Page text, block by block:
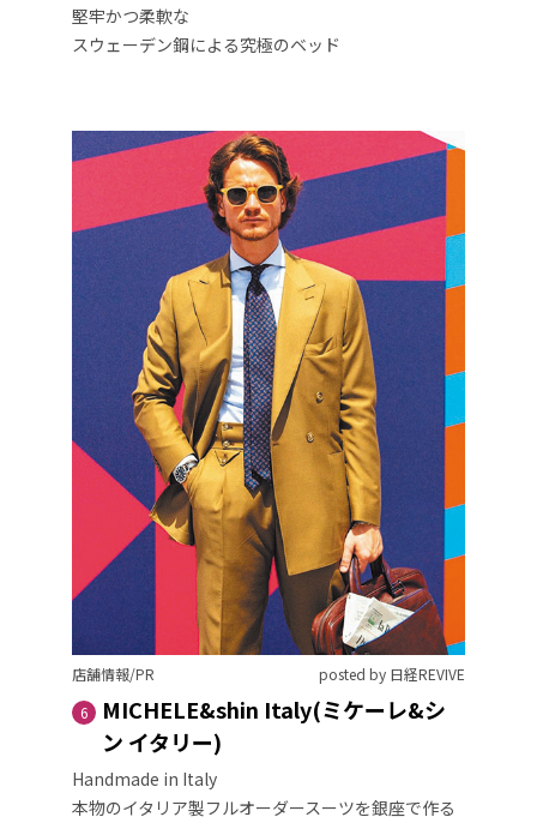
堅牢かつ柔軟な
スウェーデン鋼による究極のベッド
店舗情報/PR
posted by 日経REVIVE
6
MICHELE&shin Italy(ミケーレ&シ
ン イタリー)
Handmade in Italy
本物のイタリア製フルオーダースーツを銀座で作る